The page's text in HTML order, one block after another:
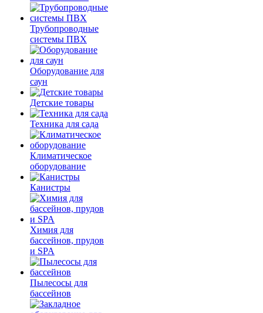
Трубопроводные
системы ПВХ
Оборудование для
саун
Детские товары
Техника для сада
Климатическое
оборудование
Канистры
Химия для
бассейнов, прудов
и SPA
Пылесосы для
бассейнов